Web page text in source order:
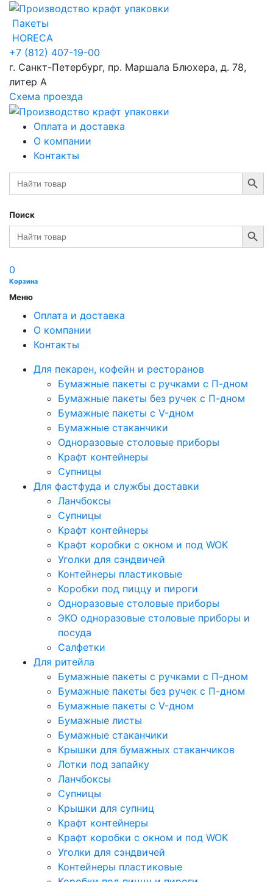
Пакеты
HORECA
+7 (812) 407-19-00
г. Санкт-Петербург, пр. Маршала Блюхера, д. 78,
литер А
Схема проезда
Оплата и доставка
О компании
Контакты
Search
for:
Search Button
Поиск
Search
for:
Search Button
0
Корзина
Меню
Оплата и доставка
О компании
Контакты
Для пекарен, кофейн и ресторанов
Бумажные пакеты с ручками с П-дном
Бумажные пакеты без ручек с П-дном
Бумажные пакеты с V-дном
Бумажные стаканчики
Одноразовые столовые приборы
Крафт контейнеры
Супницы
Для фастфуда и службы доставки
Ланчбоксы
Супницы
Крафт контейнеры
Крафт коробки с окном и под WOK
Уголки для сэндвичей
Контейнеры пластиковые
Коробки под пиццу и пироги
Одноразовые столовые приборы
ЭКО одноразовые столовые приборы и
посуда
Салфетки
Для ритейла
Бумажные пакеты с ручками с П-дном
Бумажные пакеты без ручек с П-дном
Бумажные пакеты с V-дном
Бумажные листы
Бумажные стаканчики
Крышки для бумажных стаканчиков
Лотки под запайку
Ланчбоксы
Супницы
Крышки для супниц
Крафт контейнеры
Крафт коробки с окном и под WOK
Уголки для сэндвичей
Контейнеры пластиковые